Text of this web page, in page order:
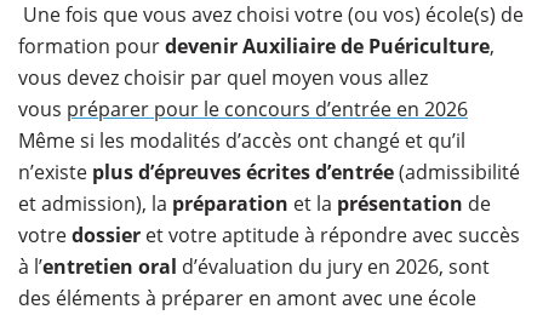
Une fois que vous avez choisi votre (ou vos) école(s) de
formation pourdevenir Auxiliaire de Puériculture,
vous devez choisir par quel moyen vous allez
vous préparer pour le concours d’entrée en 2026
Même si les modalités d’accès ont changé et qu’il
n’existe plus d’épreuves écrites d’entrée(admissibilité
et admission), la préparation et la présentation de
votredossier et votre aptitude à répondre avec succès
à l’entretien oral d’évaluation du jury en 2026, sont
des éléments à préparer en amont avec une école